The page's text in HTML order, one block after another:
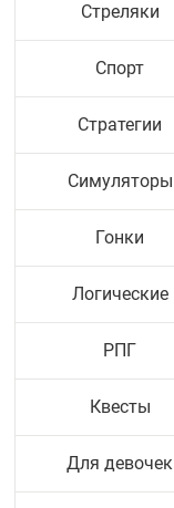
Стреляки
Спорт
Стратегии
Симуляторы
Гонки
Логические
РПГ
Квесты
Для девочек